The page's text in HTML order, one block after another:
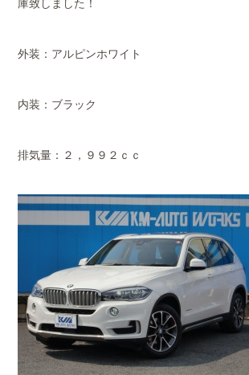
外装：アルピンホワイト
内装：ブラック
排気量：２，９９２ｃｃ